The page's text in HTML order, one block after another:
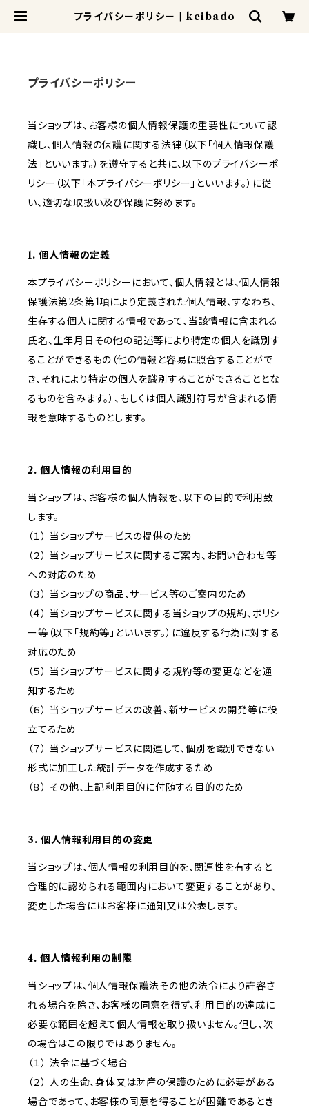
プライバシーポリシー | keibado
プライバシーポリシー
当ショップは、お客様の個人情報保護の重要性について認
識し、個人情報の保護に関する法律（以下「個人情報保護
法」といいます。）を遵守すると共に、以下のプライバシーポ
リシー（以下「本プライバシーポリシー」といいます。）に従
い、適切な取扱い及び保護に努めます。
1. 個人情報の定義
本プライバシーポリシーにおいて、個人情報とは、個人情報
保護法第2条第1項により定義された個人情報、すなわち、
生存する個人に関する情報であって、当該情報に含まれる
氏名、生年月日その他の記述等により特定の個人を識別す
ることができるもの（他の情報と容易に照合することがで
き、それにより特定の個人を識別することができることとな
るものを含みます。）、もしくは個人識別符号が含まれる情
報を意味するものとします。
2. 個人情報の利用目的
当ショップは、お客様の個人情報を、以下の目的で利用致
します。
（１） 当ショップサービスの提供のため
（２） 当ショップサービスに関するご案内、お問い合わせ等
への対応のため
（３） 当ショップの商品、サービス等のご案内のため
（４） 当ショップサービスに関する当ショップの規約、ポリシ
ー等（以下「規約等」といいます。）に違反する行為に対する
対応のため
（５） 当ショップサービスに関する規約等の変更などを通
知するため
（６） 当ショップサービスの改善、新サービスの開発等に役
立てるため
（７） 当ショップサービスに関連して、個別を識別できない
形式に加工した統計データを作成するため
（８） その他、上記利用目的に付随する目的のため
3. 個人情報利用目的の変更
当ショップは、個人情報の利用目的を、関連性を有すると
合理的に認められる範囲内において変更することがあり、
変更した場合にはお客様に通知又は公表します。
4. 個人情報利用の制限
当ショップは、個人情報保護法その他の法令により許容さ
れる場合を除き、お客様の同意を得ず、利用目的の達成に
必要な範囲を超えて個人情報を取り扱いません。但し、次
の場合はこの限りではありません。
（１） 法令に基づく場合
（２） 人の生命、身体又は財産の保護のために必要がある
場合であって、お客様の同意を得ることが困難であるとき